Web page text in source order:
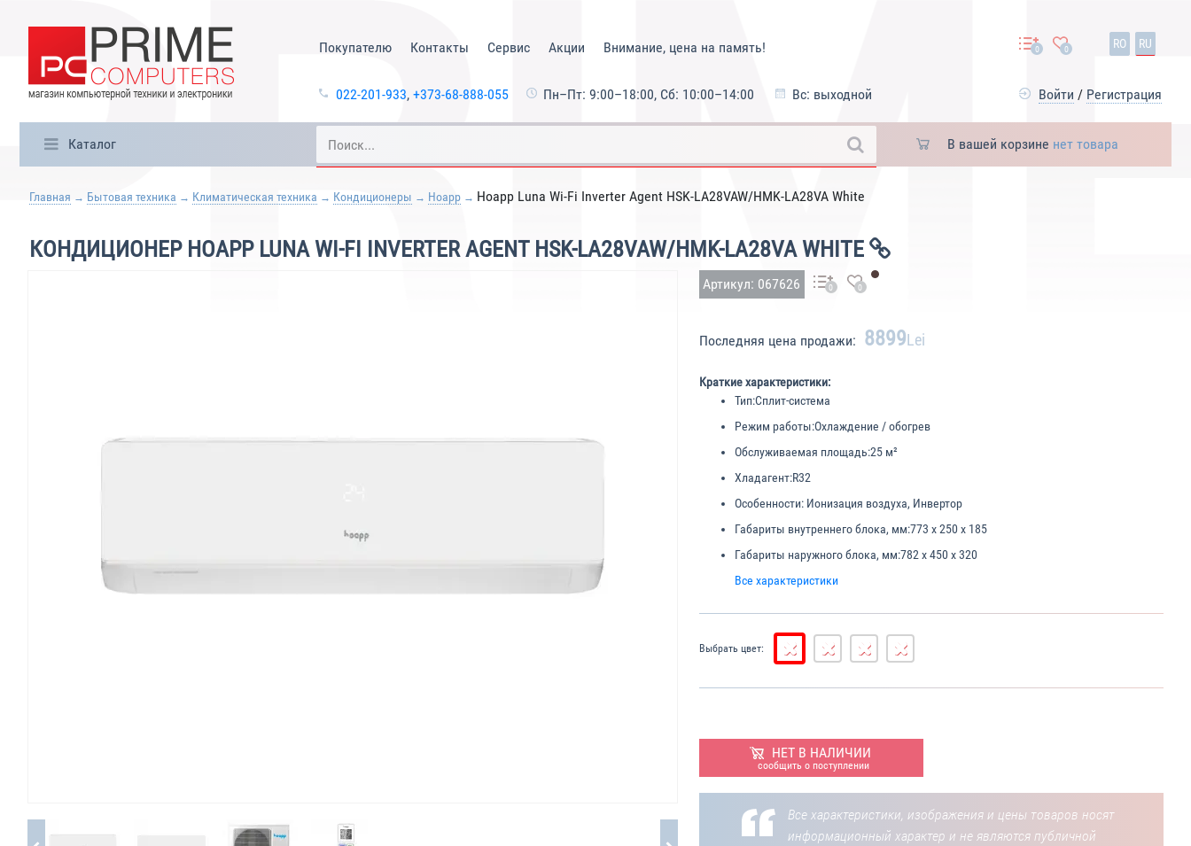
Покупателю Контакты Сервис Акции Внимание, цена на память!
022-201-933, +373-68-888-055 Пн–Пт: 9:00–18:00, Сб: 10:00–14:00 Вс: выходной
0 0 RO RU
Войти / Регистрация
Каталог В вашей корзине нет товара
Главная Бытовая техника Климатическая техника Кондиционеры Hoapp Hoapp Luna Wi-Fi Inverter Agent HSK-LA28VAW/HMK-LA28VA White
КОНДИЦИОНЕР HOAPP LUNA WI-FI INVERTER AGENT HSK-LA28VAW/HMK-LA28VA WHITE
Артикул: 067626 0 0
Последняя цена продажи: 8899Lei
Краткие характеристики:
Тип:Cплит-система
Режим работы:Охлаждение / обогрев
Обслуживаемая площадь:25 м²
Хладагент:R32
Особенности:Ионизация воздуха, Инвертор
Габариты внутреннего блока, мм:773 x 250 x 185
Габариты наружного блока, мм:782 х 450 х 320
Все характеристики
Выбрать цвет:
НЕТ В НАЛИЧИИ
сообщить о поступлении
Все характеристики, изображения и цены товаров носят
информационный характер и не являются публичной